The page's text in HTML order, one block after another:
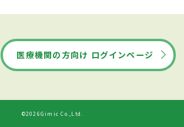
医療機関の方向け ログインページ
©2026Gimic Co.,Ltd.